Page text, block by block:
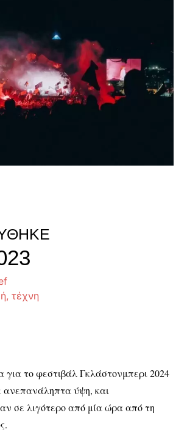
,τέχνη
για το φεστιβάλ Γκλάστονμπερι 2024
ύψη, και
σε λιγότερο από μία ώρα από τη